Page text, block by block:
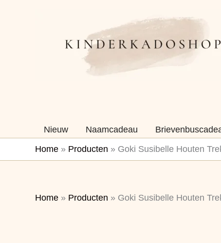
Nieuw Naamcadeau
Home » Producten » Goki Susibelle Houten
Home » Producten » Goki Susibelle Houten